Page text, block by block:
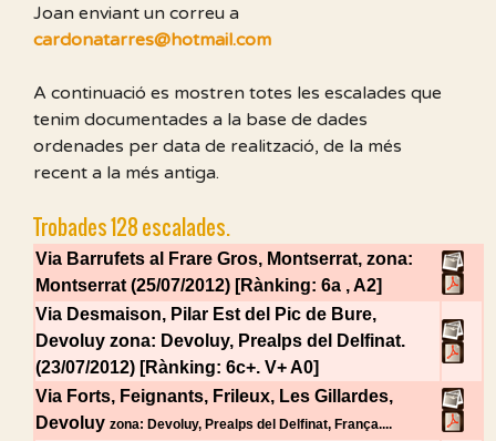
Joan enviant un correu a
cardonatarres@hotmail.com
A continuació es mostren totes les escalades que
tenim documentades a la base de dades
ordenades per data de realització, de la més
recent a la més antiga.
Trobades 128 escalades.
Via Barrufets al Frare Gros, Montserrat, zona:
Montserrat (25/07/2012) [Rànking: 6a , A2]
Via Desmaison, Pilar Est del Pic de Bure,
Devoluy zona: Devoluy, Prealps del Delfinat.
(23/07/2012) [Rànking: 6c+. V+ A0]
Via Forts, Feignants, Frileux, Les Gillardes,
Devoluy zona: Devoluy, Prealps del Delfinat, França....